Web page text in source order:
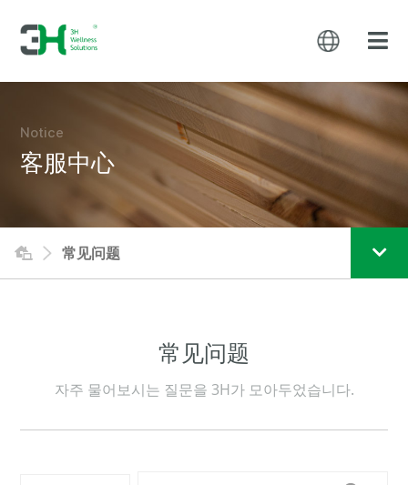
Notice
客服中心
常见问题
常见问题
자주 물어보시는 질문을 3H가 모아두었습니다.